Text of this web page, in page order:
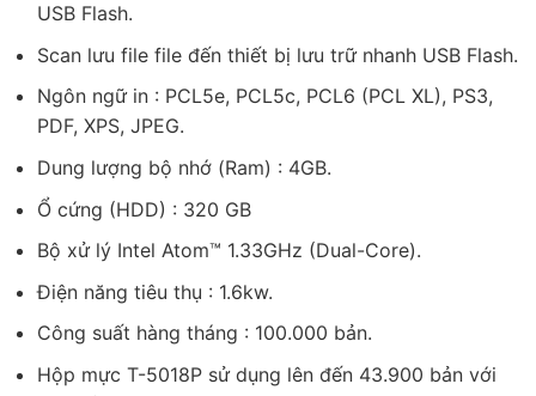
USB Flash.
Scan lưu file file đến thiết bị lưu trữ nhanh USB Flash.
Ngôn ngữ in : PCL5e, PCL5c, PCL6 (PCL XL), PS3,
PDF, XPS, JPEG.
Dung lượng bộ nhớ (Ram) : 4GB.
Ổ cứng (HDD) : 320 GB
Bộ xử lý Intel Atom™ 1.33GHz (Dual-Core).
Điện năng tiêu thụ : 1.6kw.
Công suất hàng tháng : 100.000 bản.
Hộp mực T-5018P sử dụng lên đến 43.900 bản với